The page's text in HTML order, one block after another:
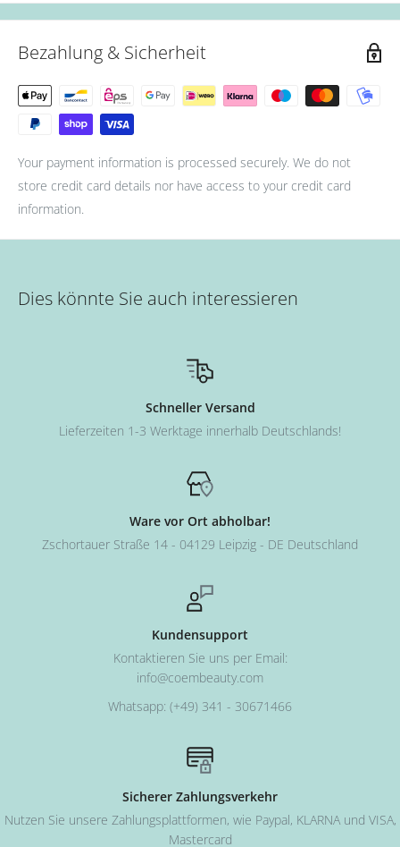
Bezahlung & Sicherheit
Your payment information is processed securely. We do not
store credit card details nor have access to your credit card
information.
Dies könnte Sie auch interessieren
Schneller Versand
Lieferzeiten 1-3 Werktage innerhalb Deutschlands!
Ware vor Ort abholbar!
Zschortauer Straße 14 - 04129 Leipzig - DE Deutschland
Kundensupport
Kontaktieren Sie uns per Email:
info@coembeauty.com
Whatsapp: (+49) 341 - 30671466
Sicherer Zahlungsverkehr
Nutzen Sie unsere Zahlungsplattformen, wie Paypal, KLARNA und VISA,
Mastercard